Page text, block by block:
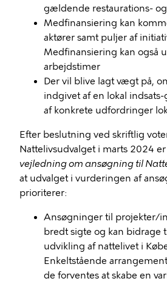
gældende restaurations-
Medfinansiering kan
aktører samt puljer af
Medfinansiering kan også
arbejdstimer
Der vil blive lagt vægt på,
indgivet af en lokal
af konkrete udfordringer
Efter beslutning ved skriftlig
Nattelivsudvalget i marts 2024
vejledning om ansøgning til
at udvalget i vurderingen af
prioriterer:
Ansøgninger til projekter/
bredt sigte og kan bidrage
udvikling af nattelivet i
Enkeltstående
de forventes at skabe en